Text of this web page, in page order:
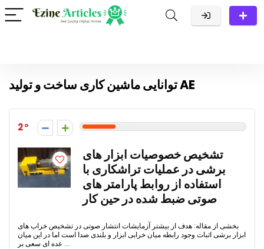
توانایی ماشین کاری ساخت و تولید AE
2
تشخیص خصوصیات ابزار های
برشی در عملیات تراشکاری با
استفاده از روابط پارامتر های
صوتی ضبط شده در حین کار
بخشی از مقاله: هدف از بیشتر آزمایشات انتشار صوتی در تشخیص خراب های
ابزار برشی اثبات وجود رابطه میان خرابی ابزار و بلندی صدا است اما در این میان
عده ای سعی بر ...